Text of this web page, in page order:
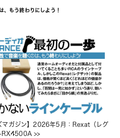
、もう終わりにしよう！
マガジン】2026年5月：Rexat（レグ
RX4500A >>